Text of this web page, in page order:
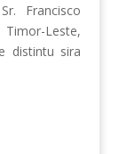
Francisco
Leste,
distintu sira